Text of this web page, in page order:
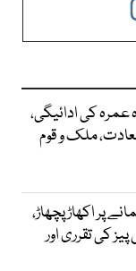
کی ادائیگی،
ملک و قوم
پر اکھاڑ پچھاڑ،
کی تقرری اور